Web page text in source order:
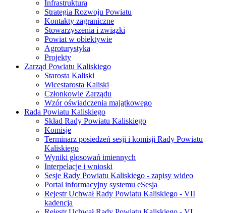
Infrastruktura
Strategia Rozwoju Powiatu
Kontakty zagraniczne
Stowarzyszenia i związki
Powiat w obiektywie
Agroturystyka
Projekty
Zarząd Powiatu Kaliskiego
Starosta Kaliski
Wicestarosta Kaliski
Członkowie Zarządu
Wzór oświadczenia majątkowego
Rada Powiatu Kaliskiego
Skład Rady Powiatu Kaliskiego
Komisje
Terminarz posiedzeń sesji i komisji Rady Powiatu
Kaliskiego
Wyniki głosowań imiennych
Interpelacje i wnioski
Sesje Rady Powiatu Kaliskiego - zapisy wideo
Portal informacyjny systemu eSesja
Rejestr Uchwał Rady Powiatu Kaliskiego - VII
kadencja